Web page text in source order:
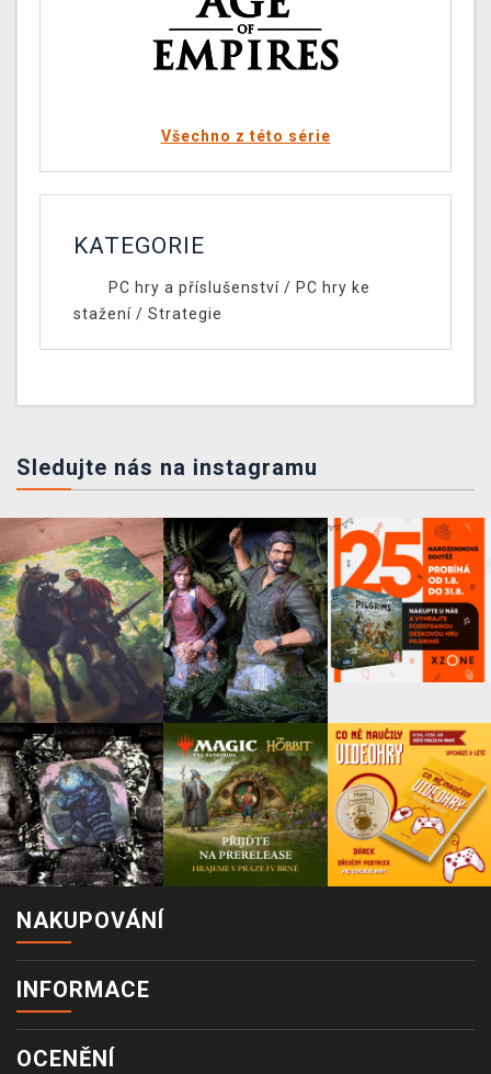
Všechno z této série
KATEGORIE
PC hry a příslušenství/ PC hry ke
stažení / Strategie
Sledujte nás na instagramu
NAKUPOVÁNÍ
INFORMACE
OCENĚNÍ